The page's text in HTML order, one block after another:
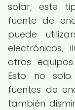
solar, este
fuente de
puede
electrónicos,
otros
Esto no
fuentes de
también